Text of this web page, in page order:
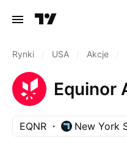
Rynki USA Akcje
Equinor
EQNR New York